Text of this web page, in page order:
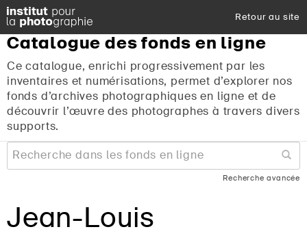
Retour au site
Catalogue des fonds en ligne
Ce catalogue, enrichi progressivement par les
inventaires et numérisations, permet d’explorer nos
fonds d’archives photographiques en ligne et de
découvrir l’œuvre des photographes à travers divers
supports.
Recherche avancée
Jean-Louis